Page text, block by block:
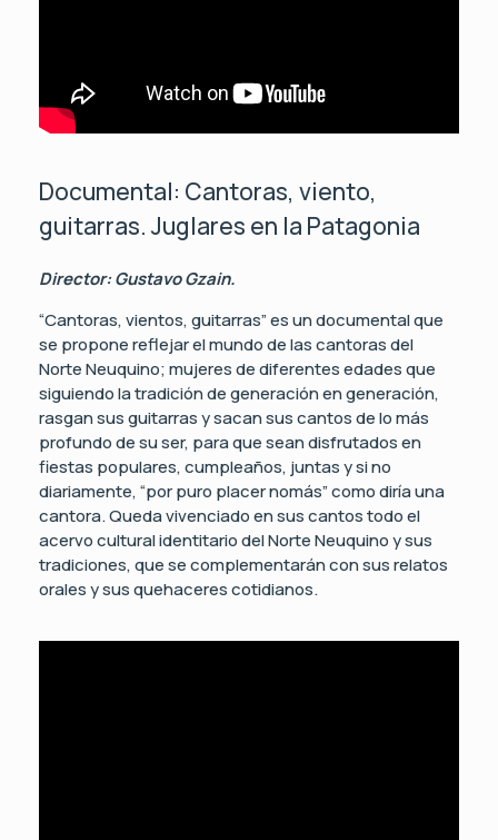
Documental: Cantoras, viento,
guitarras. Juglares en la Patagonia
Director: Gustavo Gzain.
“Cantoras, vientos, guitarras” es un documental que
se propone reflejar el mundo de las cantoras del
Norte Neuquino; mujeres de diferentes edades que
siguiendo la tradición de generación en generación,
rasgan sus guitarras y sacan sus cantos de lo más
profundo de su ser, para que sean disfrutados en
fiestas populares, cumpleaños, juntas y si no
diariamente, “por puro placer nomás” como diría una
cantora. Queda vivenciado en sus cantos todo el
acervo cultural identitario del Norte Neuquino y sus
tradiciones, que se complementarán con sus relatos
orales y sus quehaceres cotidianos.